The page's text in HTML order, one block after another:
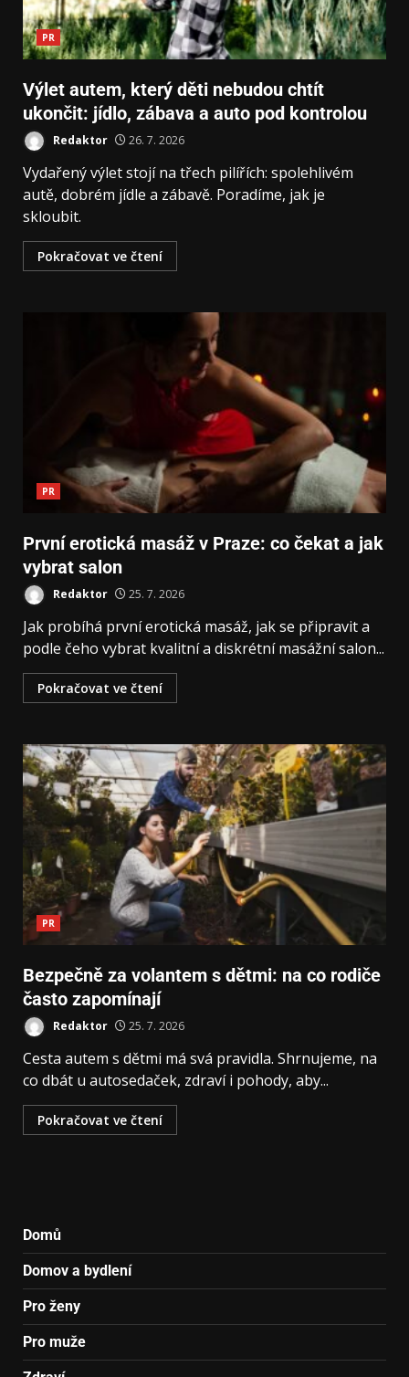
PR
Výlet autem, který děti nebudou chtít
ukončit: jídlo, zábava a auto pod kontrolou
Redaktor 26. 7. 2026
Vydařený výlet stojí na třech pilířích: spolehlivém
autě, dobrém jídle a zábavě. Poradíme, jak je
skloubit.
Pokračovat ve čtení
PR
První erotická masáž v Praze: co čekat a jak
vybrat salon
Redaktor 25. 7. 2026
Jak probíhá první erotická masáž, jak se připravit a
podle čeho vybrat kvalitní a diskrétní masážní salon...
Pokračovat ve čtení
PR
Bezpečně za volantem s dětmi: na co rodiče
často zapomínají
Redaktor 25. 7. 2026
Cesta autem s dětmi má svá pravidla. Shrnujeme, na
co dbát u autosedaček, zdraví i pohody, aby...
Pokračovat ve čtení
Domů
Domov a bydlení
Pro ženy
Pro muže